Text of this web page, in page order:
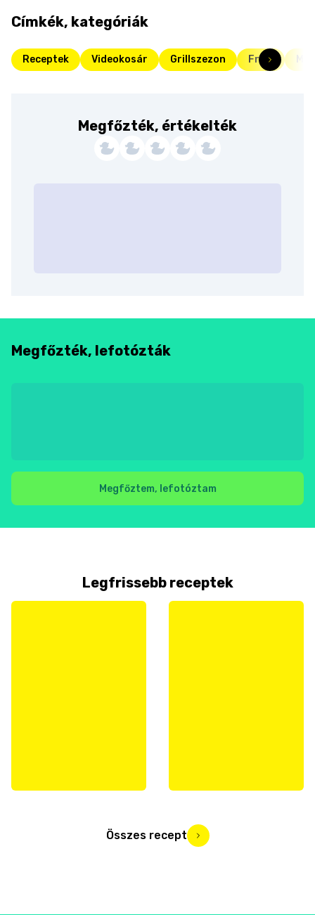
Címkék, kategóriák
Receptek Videokosár Grillszezon Friss
Megfőzték, értékelték
Megfőzték, lefotózták
Megfőztem, lefotóztam
Legfrissebb receptek
Összes recept